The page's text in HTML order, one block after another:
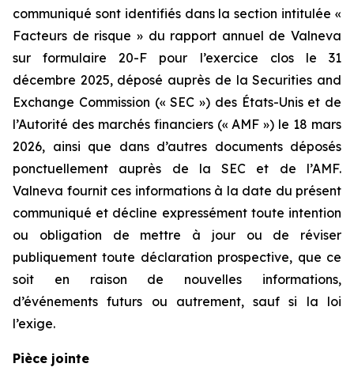
communiqué sont identifiés dans la section intitulée «
Facteurs de risque » du rapport annuel de Valneva
sur formulaire 20-F pour l’exercice clos le 31
décembre 2025, déposé auprès de la Securities and
Exchange Commission (« SEC ») des États-Unis et de
l’Autorité des marchés financiers (« AMF ») le 18 mars
2026, ainsi que dans d’autres documents déposés
ponctuellement auprès de la SEC et de l’AMF.
Valneva fournit ces informations à la date du présent
communiqué et décline expressément toute intention
ou obligation de mettre à jour ou de réviser
publiquement toute déclaration prospective, que ce
soit en raison de nouvelles informations,
d’événements futurs ou autrement, sauf si la loi
l’exige.
Pièce jointe